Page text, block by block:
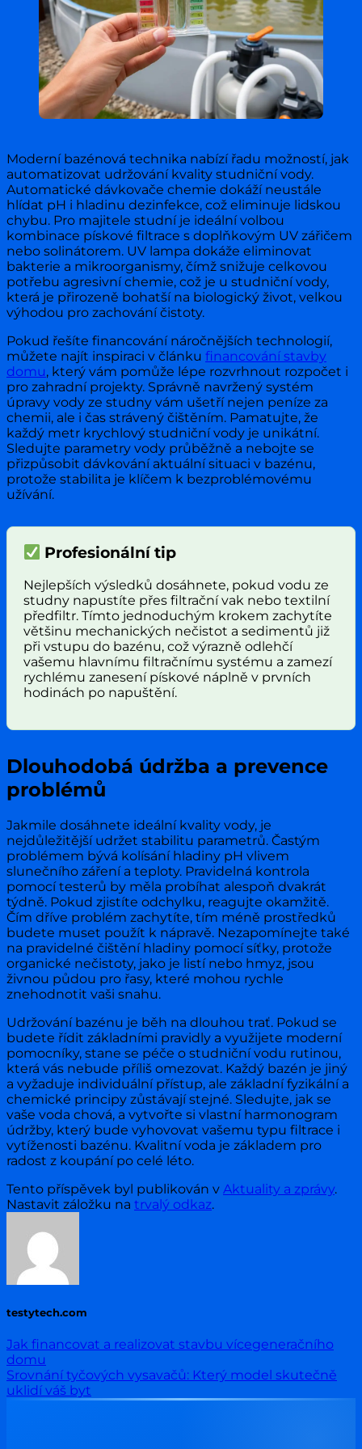
Moderní bazénová technika nabízí řadu možností, jak
automatizovat udržování kvality studniční vody.
Automatické dávkovače chemie dokáží neustále
hlídat pH i hladinu dezinfekce, což eliminuje lidskou
chybu. Pro majitele studní je ideální volbou
kombinace pískové filtrace s doplňkovým UV zářičem
nebo solinátorem. UV lampa dokáže eliminovat
bakterie a mikroorganismy, čímž snižuje celkovou
potřebu agresivní chemie, což je u studniční vody,
která je přirozeně bohatší na biologický život, velkou
výhodou pro zachování čistoty.
Pokud řešíte financování náročnějších technologií,
můžete najít inspiraci v článku financování stavby
domu, který vám pomůže lépe rozvrhnout rozpočet i
pro zahradní projekty. Správně navržený systém
úpravy vody ze studny vám ušetří nejen peníze za
chemii, ale i čas strávený čištěním. Pamatujte, že
každý metr krychlový studniční vody je unikátní.
Sledujte parametry vody průběžně a nebojte se
přizpůsobit dávkování aktuální situaci v bazénu,
protože stabilita je klíčem k bezproblémovému
užívání.
Profesionální tip
Nejlepších výsledků dosáhnete, pokud vodu ze
studny napustíte přes filtrační vak nebo textilní
předfiltr. Tímto jednoduchým krokem zachytíte
většinu mechanických nečistot a sedimentů již
při vstupu do bazénu, což výrazně odlehčí
vašemu hlavnímu filtračnímu systému a zamezí
rychlému zanesení pískové náplně v prvních
hodinách po napuštění.
Dlouhodobá údržba a prevence
problémů
Jakmile dosáhnete ideální kvality vody, je
nejdůležitější udržet stabilitu parametrů. Častým
problémem bývá kolísání hladiny pH vlivem
slunečního záření a teploty. Pravidelná kontrola
pomocí testerů by měla probíhat alespoň dvakrát
týdně. Pokud zjistíte odchylku, reagujte okamžitě.
Čím dříve problém zachytíte, tím méně prostředků
budete muset použít k nápravě. Nezapomínejte také
na pravidelné čištění hladiny pomocí síťky, protože
organické nečistoty, jako je listí nebo hmyz, jsou
živnou půdou pro řasy, které mohou rychle
znehodnotit vaši snahu.
Udržování bazénu je běh na dlouhou trať. Pokud se
budete řídit základními pravidly a využijete moderní
pomocníky, stane se péče o studniční vodu rutinou,
která vás nebude příliš omezovat. Každý bazén je jiný
a vyžaduje individuální přístup, ale základní fyzikální a
chemické principy zůstávají stejné. Sledujte, jak se
vaše voda chová, a vytvořte si vlastní harmonogram
údržby, který bude vyhovovat vašemu typu filtrace i
vytíženosti bazénu. Kvalitní voda je základem pro
radost z koupání po celé léto.
Tento příspěvek byl publikován v Aktuality a zprávy.
Nastavit záložku na trvalý odkaz.
testytech.com
Jak financovat a realizovat stavbu vícegeneračního
domu
Srovnání tyčových vysavačů: Který model skutečně
uklidí váš byt